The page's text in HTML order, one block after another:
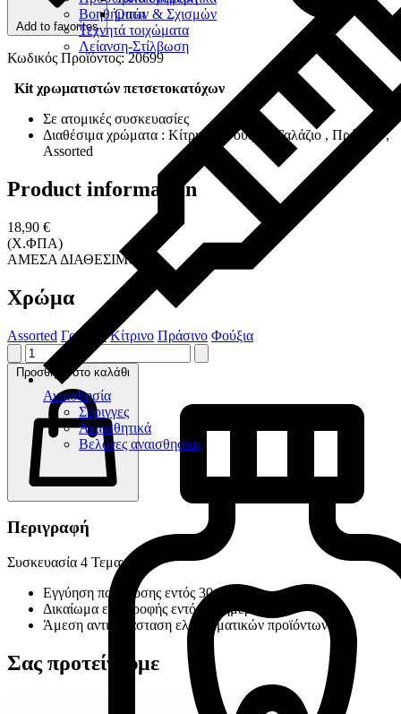
Οπών & Σχισμών
Βοηθήματα
Τεχνητά τοιχώματα
Λείανση-Στίλβωση
Αναισθησία
Σύριγγες
Αναισθητικά
Βελόνες αναισθησίας
Add to favorites
Κωδικός Προϊόντος: 20699
Kit χρωματιστών πετσετοκατόχων
Σε ατομικές συσκευασίες
Διαθέσιμα χρώματα : Κίτρινο , Φούξια , Γαλάζιο , Πράσινο ,
Αssorted
Product information
18,90 €
(Χ.ΦΠΑ)
ΑΜΕΣΑ ΔΙΑΘΕΣΙΜΟ
Χρώμα
Assorted Γαλάζιο Κίτρινο Πράσινο Φούξια
Προσθήκη στο καλάθι
Περιγραφή
Συσκευασία 4 Τεμαχίων
Εγγύηση παράδοσης εντός 30 ημερών
Δικαίωμα επιστροφής εντός 14 ημερών
Άμεση αντικατάσταση ελαττωματικών προϊόντων
Σας προτείνουμε